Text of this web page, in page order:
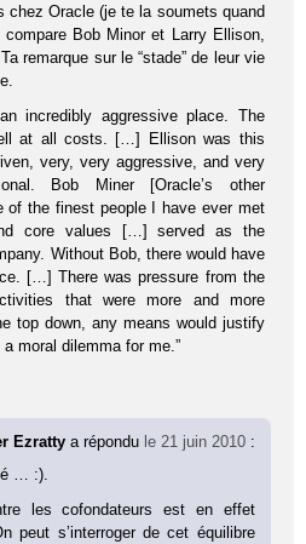
chez Oracle (je te la soumets quand
Bob Minor et Larry Ellison,
remarque sur le “stade” de leur vie
incredibly aggressive place. The
at all costs. […] Ellison was this
very, very aggressive, and very
Bob Miner [Oracle’s other
of the finest people I have ever met
core values […] served as the
Without Bob, there would have
[…] There was pressure from the
that were more and more
top down, any means would justify
moral dilemma for me.”
Ezrattya répondu le 21 juin 2010 :
… :).
les cofondateurs est en effet
peut s’interroger de cet équilibre